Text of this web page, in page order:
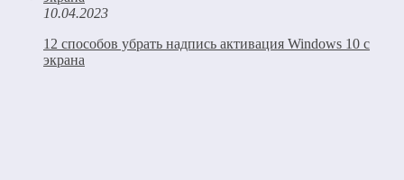
10.04.2023
12 способов убрать надпись активация Windows 10 с
экрана